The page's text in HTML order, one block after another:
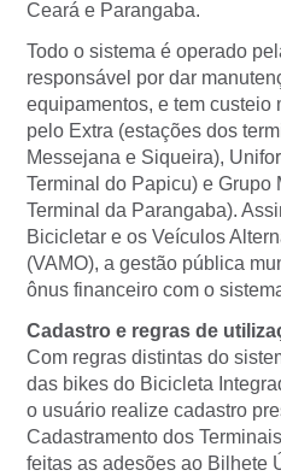
Ceará e Parangaba.
Todo o sistema é operado
responsável por dar
equipamentos, e tem custeio
pelo Extra (estações dos
Messejana e Siqueira),
Terminal do Papicu) e Grupo
Terminal da Parangaba).
Bicicletar e os Veículos
(VAMO), a gestão pública
ônus financeiro com o
Cadastro e regras de
Com regras distintas do
das bikes do Bicicleta
o usuário realize cadastro
Cadastramento dos
feitas as adesões ao Bilhete